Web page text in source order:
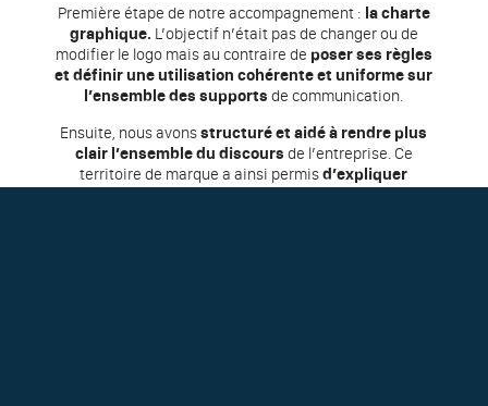
Première étape de notre accompagnement : la charte
graphique. L’objectif n’était pas de changer ou de
modifier le logo mais au contraire de poser ses règles
et définir une utilisation cohérente et uniforme sur
l’ensemble des supports de communication.
Ensuite, nous avonsstructuré et aidé à rendre plus
clair l’ensemble du discours de l’entreprise. Ce
territoire de marque a ainsi permisd’expliquer
simplement le projet et le fonctionnement si unique